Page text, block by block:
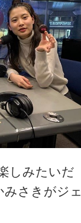
しみたいだ
みさきがジ